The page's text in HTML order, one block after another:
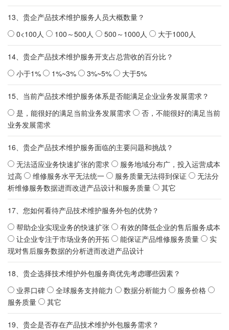
13、贵企产品技术维护服务人员大概数量？
0<100人
100～500人 500～1000人 大于1000人
14、贵企产品技术维护服务开支占总营收的百分比？
小于1%
1%~3% 3%~5% 大于5%
15、当前产品技术维护服务体系是否能满足企业业务发展需求？
是，能很好的满足当前业务发展需求
否，不能很好的满足当前
业务发展需求
16、贵企产品技术维护服务面临的主要问题和挑战？
无法适应业务快速扩张的需求
服务地域分布广，投入运营成本
过高
维修服务水平无法统一 服务质量无法得到保证
无法分
析维修服务数据进而改进产品设计和服务质量
其它
17、您如何看待产品技术维护服务外包的优势？
帮助企业实现业务的快速扩张
有效的降低企业的售后服务成本
让企业专注于市场业务的开拓
能保证产品维修服务质量
实
现对售后服务数据的分析进而改进产品设计
18、贵企选择技术维护外包服务商优先考虑哪些因素？
业界口碑
全球服务支持能力 数据分析能力
服务价格
服务质量
其它
19、贵企是否存在产品技术维护外包服务需求？